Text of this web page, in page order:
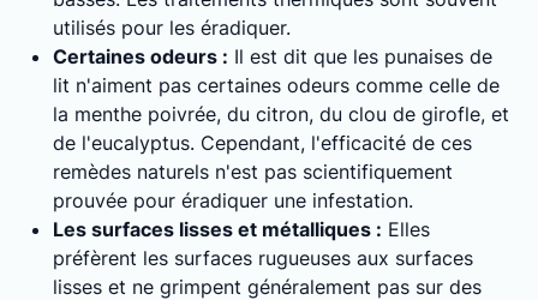
utilisés pour les éradiquer.
Certaines odeurs : Il est dit que les punaises de
lit n'aiment pas certaines odeurs comme celle de
la menthe poivrée, du citron, du clou de girofle, et
de l'eucalyptus. Cependant, l'efficacité de ces
remèdes naturels n'est pas scientifiquement
prouvée pour éradiquer une infestation.
Les surfaces lisses et métalliques : Elles
préfèrent les surfaces rugueuses aux surfaces
lisses et ne grimpent généralement pas sur des